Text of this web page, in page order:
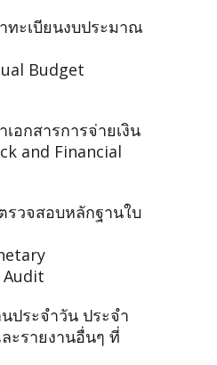
ทะเบียนงบประมาณ
Budget
อกสารการจ่ายเงิน
and Financial
รวจสอบหลักฐานใบ
ประจำวัน ประจำ
ะรายงานอื่นๆ ที่